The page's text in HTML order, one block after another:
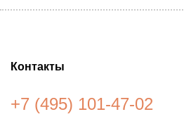
Контакты
+7 (495) 101-47-02